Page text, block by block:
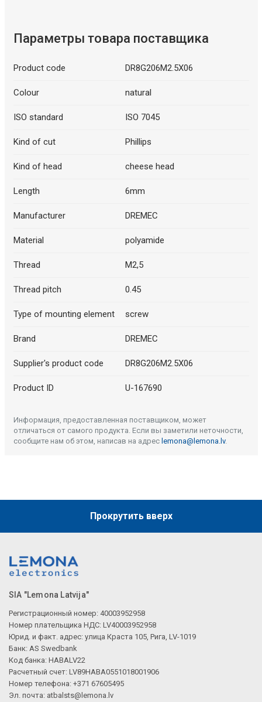
Параметры товара поставщика
Product code DR8G206M2.5X06
Colour natural
ISO standard ISO 7045
Kind of cut Phillips
Kind of head cheese head
Length 6mm
Manufacturer DREMEC
Material polyamide
Thread M2,5
Thread pitch 0.45
Type of mounting element screw
Brand DREMEC
Supplier's product code DR8G206M2.5X06
Product ID U-167690
Информация, предоставленная поставщиком, может
отличаться от самого продукта. Если вы заметили неточности,
сообщите нам об этом, написав на адрес lemona@lemona.lv.
Прокрутить вверх
SIA "Lemona Latvija"
Регистрационный номер: 40003952958
Номер плательщика НДС: LV40003952958
Юрид. и факт. адрес: улица Краста 105, Рига, LV-1019
Банк: AS Swedbank
Код банка: HABALV22
Расчетный счет: LV89HABA0551018001906
Номер телефона: +371 67605495
Эл. почта: atbalsts@lemona.lv